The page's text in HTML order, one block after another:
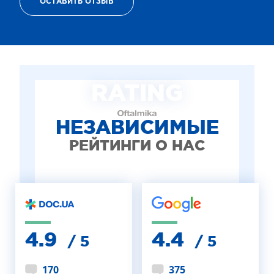
ТЕРАПИЯ САХАРНОГО ДИАБЕТА
ЛЕЧЕНИЕ ЗАБОЛЕВАНИЙ СЕТЧАТКИ
ЭСТЕТИЧЕСКАЯ ХИРУРГИЯ
ОСТАВИТЬ ОТЗЫВ
НЕЗАВИСИМЫЕ
РЕЙТИНГИ О НАС
4.9 / 5
170
4.4 / 5
375